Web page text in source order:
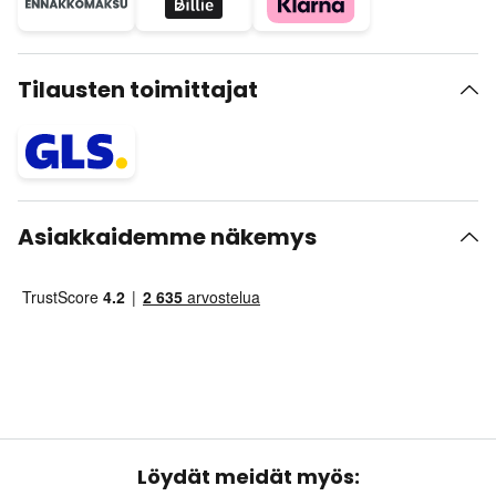
Tilausten toimittajat
Asiakkaidemme näkemys
Löydät meidät myös: